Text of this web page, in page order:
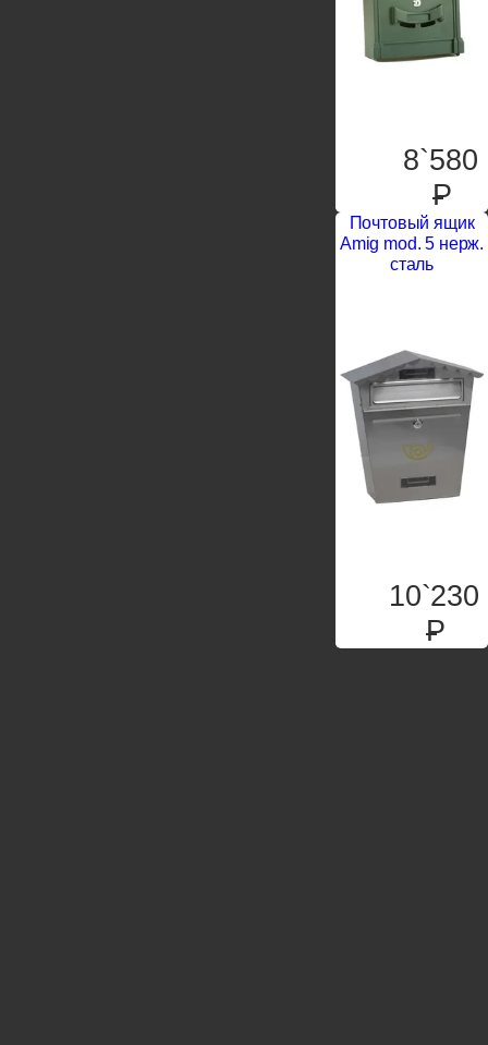
8`580
P
Почтовый ящик
Amig mod. 5 нерж.
сталь
10`230
P